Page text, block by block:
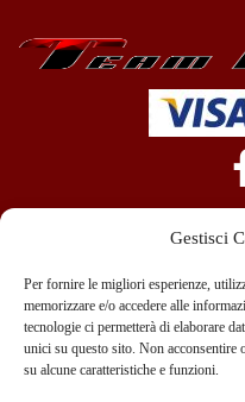
Gestisci
Per fornire le migliori esperienze,
memorizzare e/o accedere alle
tecnologie ci permetterà di elaborare
unici su questo sito. Non acconsentire
su alcune caratteristiche e funzioni.
+39 351 970 89